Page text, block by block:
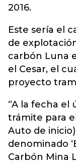
2016.
Este sería el
de
carbón Luna
el Cesar, el
proyecto
“A la fecha
trámite para
Auto de
denominado
Carbón Mina